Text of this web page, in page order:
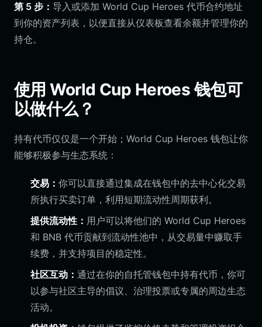
第 5 步： 导入或添加 World Cup Heroes 代币合约地址
到你的资产列表，以便直接从仪表板查看余额并管理你的
持仓。
使用 World Cup Heroes 钱包可
以做什么？
持有代币仅仅是一个开始；World Cup Heroes 钱包让你
能够积极参与生态系统：
交易： 你可以直接通过集成在钱包中的去中心化交易
所执行买卖订单，利用短期流动性周期获利。
提供流动性： 用户可以将他们的 World Cup Heroes
和 BNB 代币贡献到流动性池中，从交易量中赚取手
续费，并支持项目的稳定性。
社区互动： 通过在你的自托管钱包中持有代币，你可
以参与社区主导的倡议、治理投票或专属的周边生态
活动。